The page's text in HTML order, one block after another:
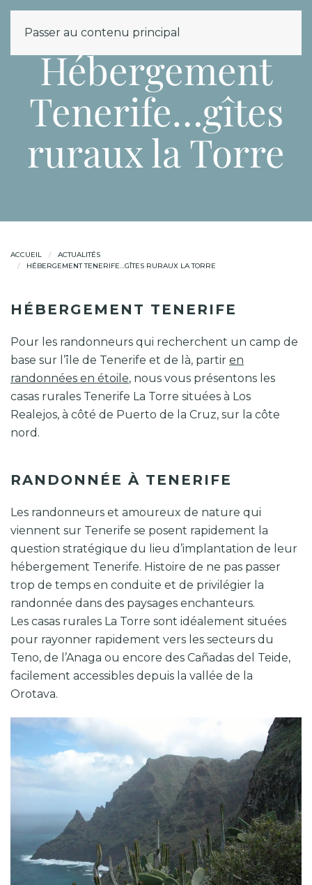
Passer au contenu principal
Hébergement
Tenerife…gîtes
ruraux la Torre
ACCUEIL
ACTUALITÉS
HÉBERGEMENT TENERIFE…GÎTES RURAUX LA TORRE
HÉBERGEMENT TENERIFE
Pour les randonneurs qui recherchent un camp de
base sur l’île de Tenerife et de là, partir en
randonnées en étoile, nous vous présentons les
casas rurales Tenerife La Torre situées à Los
Realejos, à côté de Puerto de la Cruz, sur la côte
nord.
RANDONNÉE À TENERIFE
Les randonneurs et amoureux de nature qui
viennent sur Tenerife se posent rapidement la
question stratégique du lieu d’implantation de leur
hébergement Tenerife. Histoire de ne pas passer
trop de temps en conduite et de privilégier la
randonnée dans des paysages enchanteurs.
Les casas rurales La Torre sont idéalement situées
pour rayonner rapidement vers les secteurs du
Teno, de l’Anaga ou encore des Cañadas del Teide,
facilement accessibles depuis la vallée de la
Orotava.